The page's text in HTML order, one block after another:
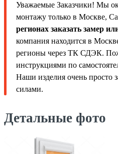
Уважаемые Заказчики! Мы
монтажу только в Москве,
регионах заказать замер
компания находится в
регионы через ТК СДЭК.
инструкциями по
Наши изделия очень просто
силами.
Детальные фото